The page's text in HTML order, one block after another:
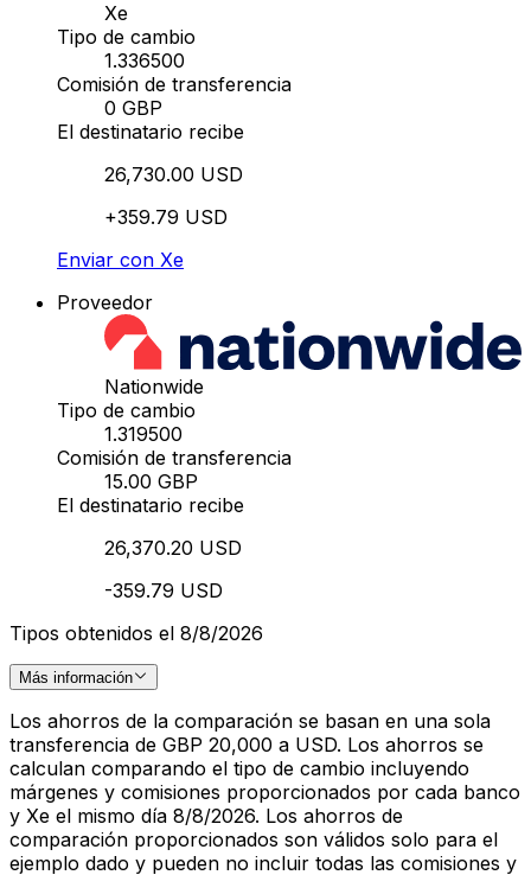
Xe
Tipo de cambio
1.336500
Comisión de transferencia
0 GBP
El destinatario recibe
26,730.00 USD
+359.79 USD
Enviar con Xe
Proveedor
Nationwide
Tipo de cambio
1.319500
Comisión de transferencia
15.00 GBP
El destinatario recibe
26,370.20 USD
-359.79 USD
Tipos obtenidos el 8/8/2026
Más información
Los ahorros de la comparación se basan en una sola
transferencia de GBP 20,000 a USD. Los ahorros se
calculan comparando el tipo de cambio incluyendo
márgenes y comisiones proporcionados por cada banco
y Xe el mismo día 8/8/2026. Los ahorros de
comparación proporcionados son válidos solo para el
ejemplo dado y pueden no incluir todas las comisiones y